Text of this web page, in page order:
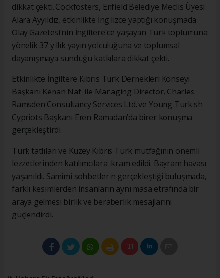
dikkat çekti. Cockfosters, Enfield Belediye Meclis Üyesi
Alara Ayyıldız, etkinlikte İngilizce yaptığı konuşmada
Olay Gazetesi’nin İngiltere’de yaşayan Türk toplumuna
yönelik 37 yıllık yayın yolculuğuna ve toplumsal
dayanışmaya sunduğu katkılara dikkat çekti.
Etkinlikte İngiltere Kıbrıs Türk Dernekleri Konseyi
Başkanı Kenan Nafi ile Managing Director, Charles
Ramsden Consultancy Services Ltd. ve Young Turkish
Cypriots Başkanı Eren Ramadan’da birer konuşma
gerçekleştirdi.
Türk tatlıları ve Kuzey Kıbrıs Türk mutfağının önemli
lezzetlerinden katılımcılara ikram edildi. Bayram havası
yaşanıldı. Samimi sohbetlerin gerçekleştiği buluşmada,
farklı kesimlerden insanların aynı masa etrafında bir
araya gelmesi birlik ve beraberlik mesajlarını
güçlendirdi.